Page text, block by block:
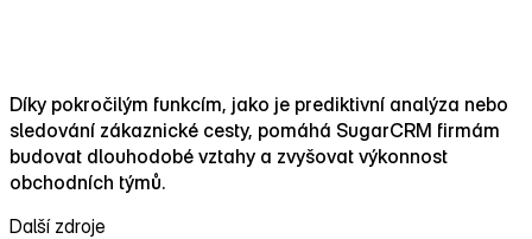
Díky pokročilým funkcím, jako je prediktivní analýza nebo
sledování zákaznické cesty, pomáhá SugarCRM firmám
budovat dlouhodobé vztahy a zvyšovat výkonnost
obchodních týmů.
Další zdroje